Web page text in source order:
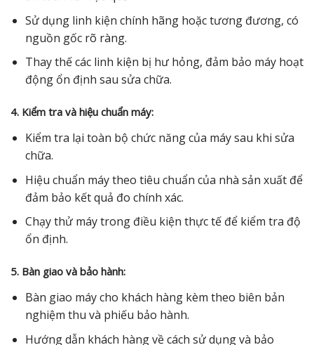
Sử dụng linh kiện chính hãng hoặc tương đương, có
nguồn gốc rõ ràng.
Thay thế các linh kiện bị hư hỏng, đảm bảo máy hoạt
động ổn định sau sửa chữa.
4. Kiểm tra và hiệu chuẩn máy:
Kiểm tra lại toàn bộ chức năng của máy sau khi sửa
chữa.
Hiệu chuẩn máy theo tiêu chuẩn của nhà sản xuất để
đảm bảo kết quả đo chính xác.
Chạy thử máy trong điều kiện thực tế để kiểm tra độ
ổn định.
5. Bàn giao và bảo hành:
Bàn giao máy cho khách hàng kèm theo biên bản
nghiệm thu và phiếu bảo hành.
Hướng dẫn khách hàng về cách sử dụng và bảo